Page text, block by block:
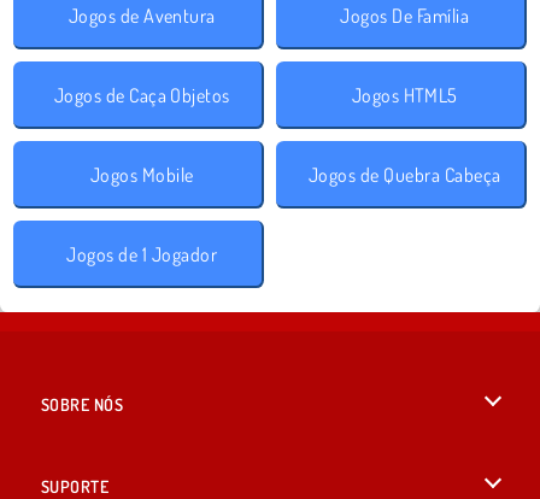
Jogos de Aventura Jogos De Família
Jogos de Caça Objetos Jogos HTML5
Jogos Mobile Jogos de Quebra Cabeça
Jogos de 1 Jogador
SOBRE NÓS
SUPORTE